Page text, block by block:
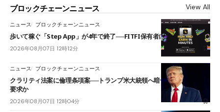
ブロックチェーンニュース View All
ニュース ブロックチェーンニュース
歩いて稼ぐ「Step App」が4年で終了──FITFI保有者に対応呼びかけ
2026年08月07日 12時12分
ニュース ブロックチェーンニュース
クラリティ法案に倫理条項案──トランプ米大統領へ暗号資産事業の売却
要求か
2026年08月07日 12時04分